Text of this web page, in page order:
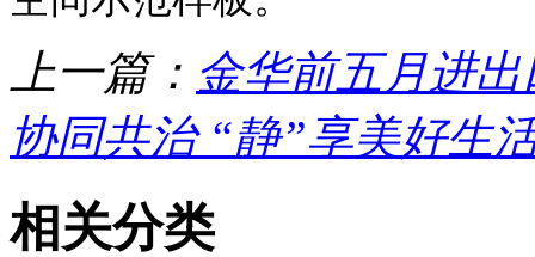
上一篇： 金华前五月进
协同共治 “静”享美好生
相关分类